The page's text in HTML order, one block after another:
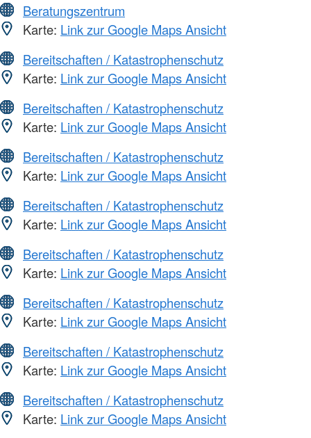
Beratungszentrum
Karte: Link zur Google Maps Ansicht
Bereitschaften / Katastrophenschutz
Karte: Link zur Google Maps Ansicht
Bereitschaften / Katastrophenschutz
Karte: Link zur Google Maps Ansicht
Bereitschaften / Katastrophenschutz
Karte: Link zur Google Maps Ansicht
Bereitschaften / Katastrophenschutz
Karte: Link zur Google Maps Ansicht
Bereitschaften / Katastrophenschutz
Karte: Link zur Google Maps Ansicht
Bereitschaften / Katastrophenschutz
Karte: Link zur Google Maps Ansicht
Bereitschaften / Katastrophenschutz
Karte: Link zur Google Maps Ansicht
Bereitschaften / Katastrophenschutz
Karte: Link zur Google Maps Ansicht